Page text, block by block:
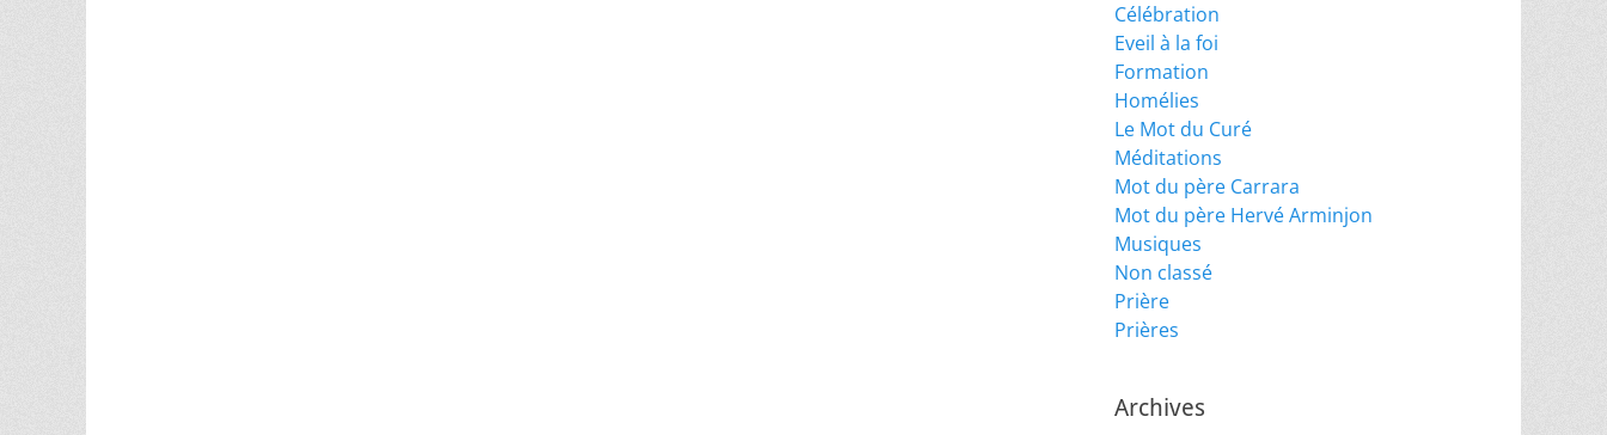
Célébration
Eveil à la foi
Formation
Homélies
Le Mot du Curé
Méditations
Mot du père Carrara
Mot du père Hervé Arminjon
Musiques
Non classé
Prière
Prières
Archives